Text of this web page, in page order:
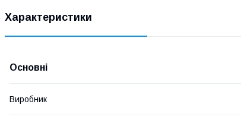
Характеристики
Основні
Виробник